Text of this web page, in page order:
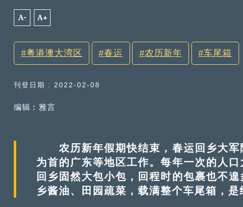
A- A+
粤港澳大湾区 春运 农历新年 车尾箱
刊登日期 : 2022-02-08
编辑︰雅言
农历新年假期快结束，春运回乡大军
为首的广东等地区工作。每年一次的人
回乡固然大包小包，回程时的包裹也不
乡酱油、田园疏菜，载满整个车尾箱，是